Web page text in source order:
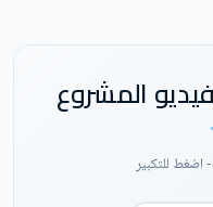
المشروع
اضغط للتكبير